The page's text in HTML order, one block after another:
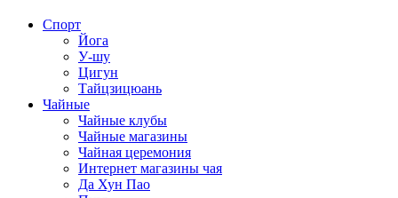
Спорт
Йога
У-шу
Цигун
Тайцзицюань
Чайные
Чайные клубы
Чайные магазины
Чайная церемония
Интернет магазины чая
Да Хун Пао